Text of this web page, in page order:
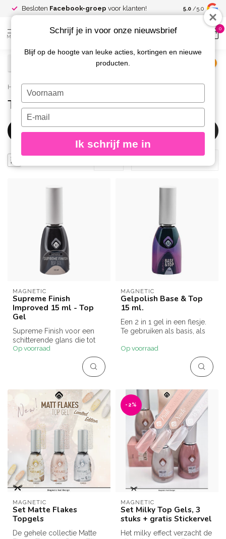
Besloten Facebook-groep voor klanten! Spaar voor
kortingen
5.0 /5.0
MENU
0
Home / Gel / Top Gel
Top Gel
Filters
MAGNETIC
Supreme Finish
Improved 15 ml - Top
Gel
Supreme Finish voor een
schitterende glans die tot
wel 3 weken blijft zitten
Op voorraad
MAGNETIC
Gelpolish Base & Top
15 ml.
Een 2 in 1 gel in een flesje.
Te gebruiken als basis, als
Op voorraad
MAGNETIC
Set Matte Flakes
Topgels
De gehele collectie Matte
-2%
MAGNETIC
Set Milky Top Gels, 3
stuks + gratis Stickervel
Het milky effect verzacht de
Schrijf je in voor onze nieuwsbrief
Blijf op de hoogte van leuke acties, kortingen en nieuwe
producten.
Typ
je
naam
Typ
je
e-
in
Ik schrijf me in